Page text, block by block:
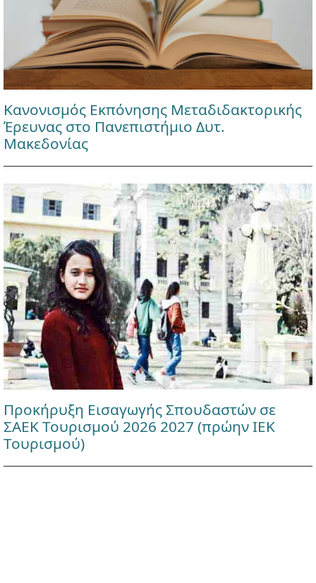
Κανονισμός Εκπόνησης Μεταδιδακτορικής
Έρευνας στο Πανεπιστήμιο Δυτ.
Μακεδονίας
Προκήρυξη Εισαγωγής Σπουδαστών σε
ΣΑΕΚ Τουρισμού 2026 2027 (πρώην ΙΕΚ
Τουρισμού)